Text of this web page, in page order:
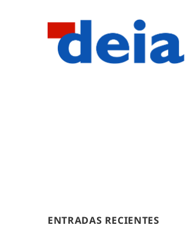
ENTRADAS RECIENTES